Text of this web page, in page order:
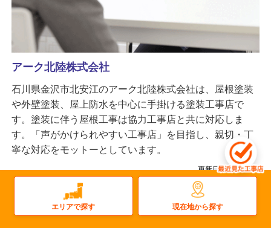
更新日：2026.02.18
金属屋根
雨樋
外壁塗装
屋上防水
アーク北陸株式会社
石川県金沢市北安江のアーク北陸株式会社は、屋根塗装
や外壁塗装、屋上防水を中心に手掛ける塗装工事店で
す。塗装に伴う屋根工事は協力工事店と共に対応しま
す。「声がかけられやすい工事店」を目指し、親切・丁
寧な対応をモットーとしています。
エリアで探す 現在地から探す